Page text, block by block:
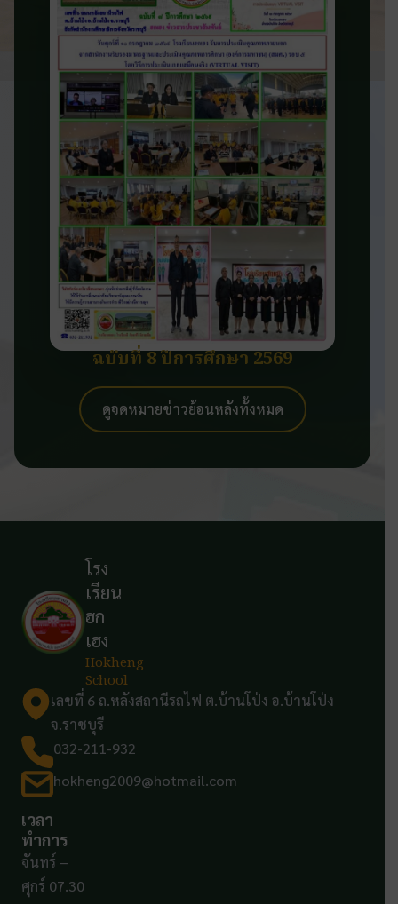
ฉบับที่ 8 ปีการศึกษา 2569
ดูจดหมายข่าวย้อนหลังทั้งหมด
โรง
เรียน
ฮก
เฮง
Hokheng
School
เลขที่ 6 ถ.หลังสถานีรถไฟ ต.บ้านโป่ง อ.บ้านโป่ง
จ.ราชบุรี
032-211-932
hokheng2009@hotmail.com
เวลา
ทำการ
จันทร์ –
ศุกร์ 07.30